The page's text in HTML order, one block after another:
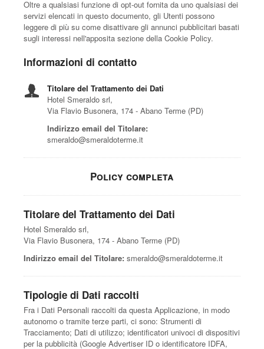
Oltre a qualsiasi funzione di opt-out fornita da uno qualsiasi dei
servizi elencati in questo documento, gli Utenti possono
leggere di più su come disattivare gli annunci pubblicitari basati
sugli interessi nell'apposita sezione della Cookie Policy.
Informazioni di contatto
Titolare del Trattamento dei Dati
Hotel Smeraldo srl,
Via Flavio Busonera, 174 - Abano Terme (PD)
Indirizzo email del Titolare:
smeraldo@smeraldoterme.it
Policy completa
Titolare del Trattamento dei Dati
Hotel Smeraldo srl,
Via Flavio Busonera, 174 - Abano Terme (PD)
Indirizzo email del Titolare: smeraldo@smeraldoterme.it
Tipologie di Dati raccolti
Fra i Dati Personali raccolti da questa Applicazione, in modo
autonomo o tramite terze parti, ci sono: Strumenti di
Tracciamento; Dati di utilizzo; identificatori univoci di dispositivi
per la pubblicità (Google Advertiser ID o identificatore IDFA,